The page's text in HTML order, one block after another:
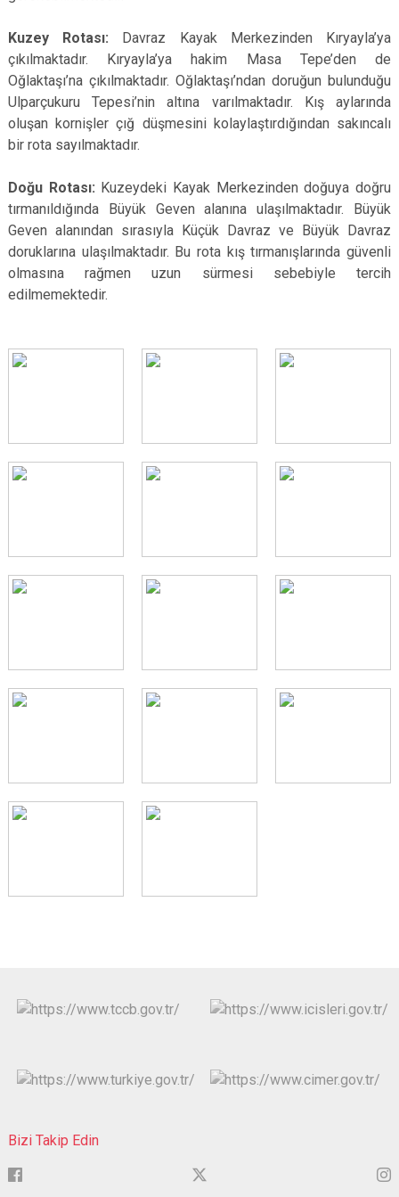
Kuzey Rotası: Davraz Kayak Merkezinden Kıryayla’ya
çıkılmaktadır. Kıryayla’ya hakim Masa Tepe’den de
Oğlaktaşı’na çıkılmaktadır. Oğlaktaşı’ndan doruğun bulunduğu
Ulparçukuru Tepesi’nin altına varılmaktadır. Kış aylarında
oluşan kornişler çığ düşmesini kolaylaştırdığından sakıncalı
bir rota sayılmaktadır.
Doğu Rotası: Kuzeydeki Kayak Merkezinden doğuya doğru
tırmanıldığında Büyük Geven alanına ulaşılmaktadır. Büyük
Geven alanından sırasıyla Küçük Davraz ve Büyük Davraz
doruklarına ulaşılmaktadır. Bu rota kış tırmanışlarında güvenli
olmasına rağmen uzun sürmesi sebebiyle tercih
edilmemektedir.
Bizi Takip Edin